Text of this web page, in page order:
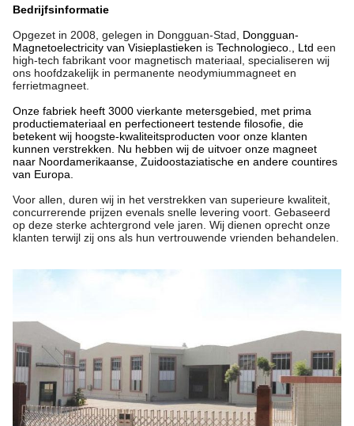
Bedrijfsinformatie
Opgezet in 2008, gelegen in Dongguan-Stad,
Dongguan-
Magnetoelectricity van Visieplastieken is Technologieco., Ltd een
high-tech fabrikant voor magnetisch materiaal, specialiseren wij
ons hoofdzakelijk in permanente neodymiummagneet en
ferrietmagneet.
Onze fabriek heeft 3000 vierkante metersgebied, met prima
productiemateriaal en perfectioneert testende filosofie, die
betekent wij hoogste-kwaliteitsproducten voor onze klanten
kunnen verstrekken. Nu hebben wij de uitvoer onze magneet
naar Noordamerikaanse, Zuidoostaziatische en andere countires
van Europa.
Voor allen, duren wij in het verstrekken van superieure kwaliteit,
concurrerende prijzen evenals snelle levering voort. Gebaseerd
op deze sterke achtergrond vele jaren. Wij dienen oprecht onze
klanten terwijl zij ons als hun vertrouwende vrienden behandelen.